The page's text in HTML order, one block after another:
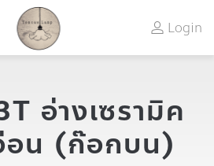
Login
อ่างเซรามิค
อน (ก๊อกบน)